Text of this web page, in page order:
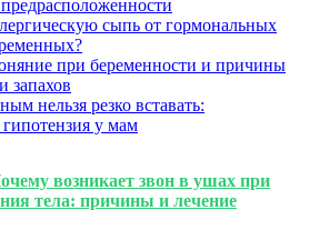
сыпь от гормональных
при беременности и причины
запахов
нельзя резко вставать:
гипотензия у мам
возникает звон в ушах при
тела: причины и лечение